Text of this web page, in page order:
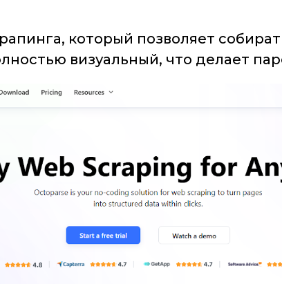
который позволяет
визуальный, что делает